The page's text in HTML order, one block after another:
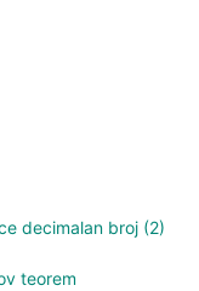
decimalan broj (2)
teorem